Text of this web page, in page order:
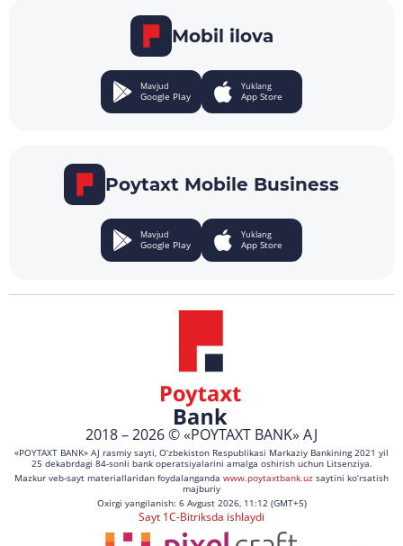
Mobil ilova
Mavjud
Google Play
Yuklang
App Store
Poytaxt Mobile Business
Mavjud
Google Play
Yuklang
App Store
2018 – 2026 © «POYTAXT BANK» AJ
«POYTAXT BANK» AJ rasmiy sayti, O‘zbekiston Respublikasi Markaziy Bankining 2021 yil
25 dekabrdagi 84-sonli bank operatsiyalarini amalga oshirish uchun Litsenziya.
Mazkur veb-sayt materiallaridan foydalanganda www.poytaxtbank.uz saytini ko‘rsatish
majburiy
Oxirgi yangilanish: 6 Avgust 2026, 11:12 (GMT+5)
Sayt 1C-Bitriksda ishlaydi